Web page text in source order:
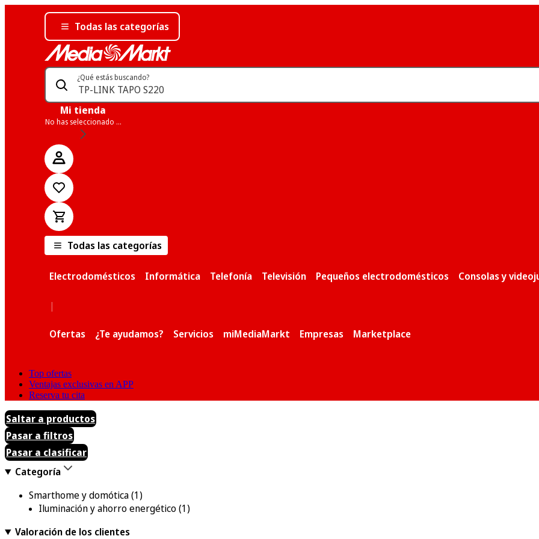
Todas las categorías
¿Qué estás buscando?
Mi tienda
No has seleccionado una tienda
Todas las categorías
Electrodomésticos Informática Telefonía Televisión Pequeños electrodomésticos Consolas y
|
Ofertas ¿Te ayudamos? Servicios miMediaMarkt Empresas Marketplace
Top ofertas
Ventajas exclusivas en APP
Reserva tu cita
Saltar a productos
Pasar a filtros
Pasar a clasificar
Categoría
Smarthome y domótica(1)
Iluminación y ahorro energético(1)
Valoración de los clientes